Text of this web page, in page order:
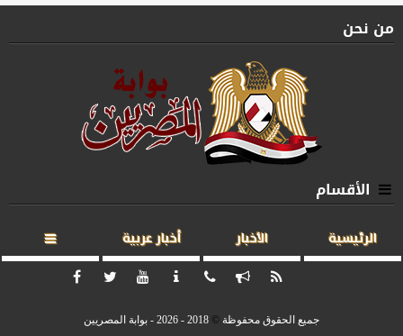
من نحن
الأقسام
الرئيسية الأخبار أخبار عربية
جميع الحقوق محفوظة ©